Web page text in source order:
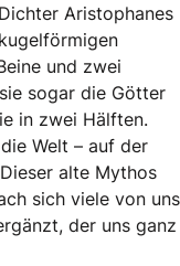
Aristophanes
und zwei
sogar die Götter
in zwei Hälften.
Welt – auf der
alte Mythos
sich viele von uns
der uns ganz